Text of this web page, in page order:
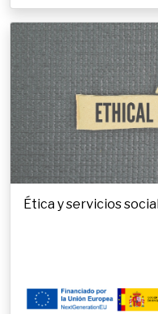
Ética y servicios